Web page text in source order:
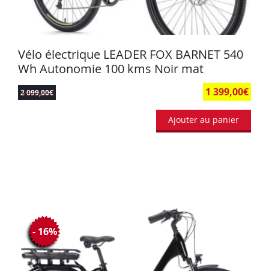
Vélo électrique LEADER FOX BARNET 540
Wh Autonomie 100 kms Noir mat
2 099,00€ 1 399,00€
Ajouter au panier
- 16%